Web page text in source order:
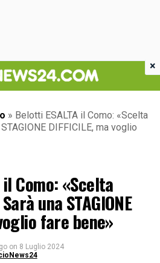
» Belotti ESALTA il Como: «Scelta
DIFFICILE, ma voglio
Como: «Scelta
una STAGIONE
fare bene»
on 8 Luglio 2024
×